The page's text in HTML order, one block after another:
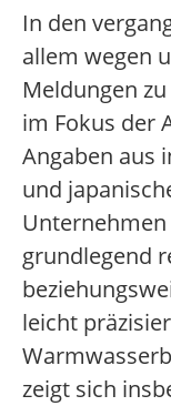
In den
allem wegen
Meldungen
im Fokus der
Angaben aus
und
grundlegend
leicht
zeigt sich